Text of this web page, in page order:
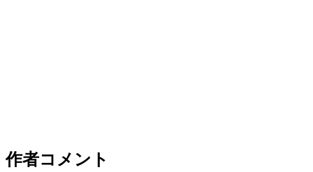
作者コメント